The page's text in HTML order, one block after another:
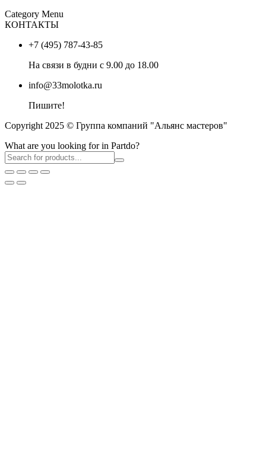
Category Menu
КОНТАКТЫ
+7 (495) 787-43-85
На связи в будни с 9.00 до 18.00
info@33molotka.ru
Пишите!
Copyright 2025 © Группа компаний "Альянс мастеров"
What are you looking for in Partdo?